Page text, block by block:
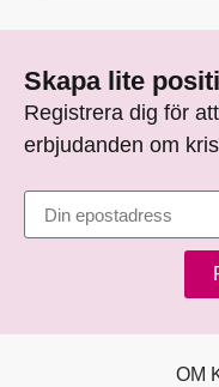
Skapa lite
Registrera dig för
erbjudanden om
OM